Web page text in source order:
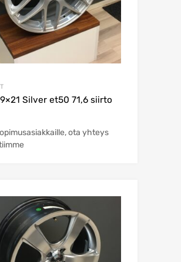
Silver et50 71,6 siirto
ota yhteys